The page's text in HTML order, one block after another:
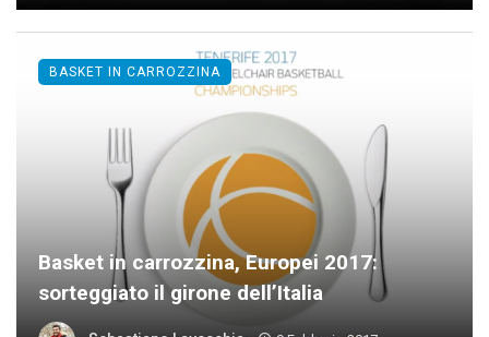
Basket in carrozzina, Europei 2017:
sorteggiato il girone dell’Italia
BASKET IN CARROZZINA